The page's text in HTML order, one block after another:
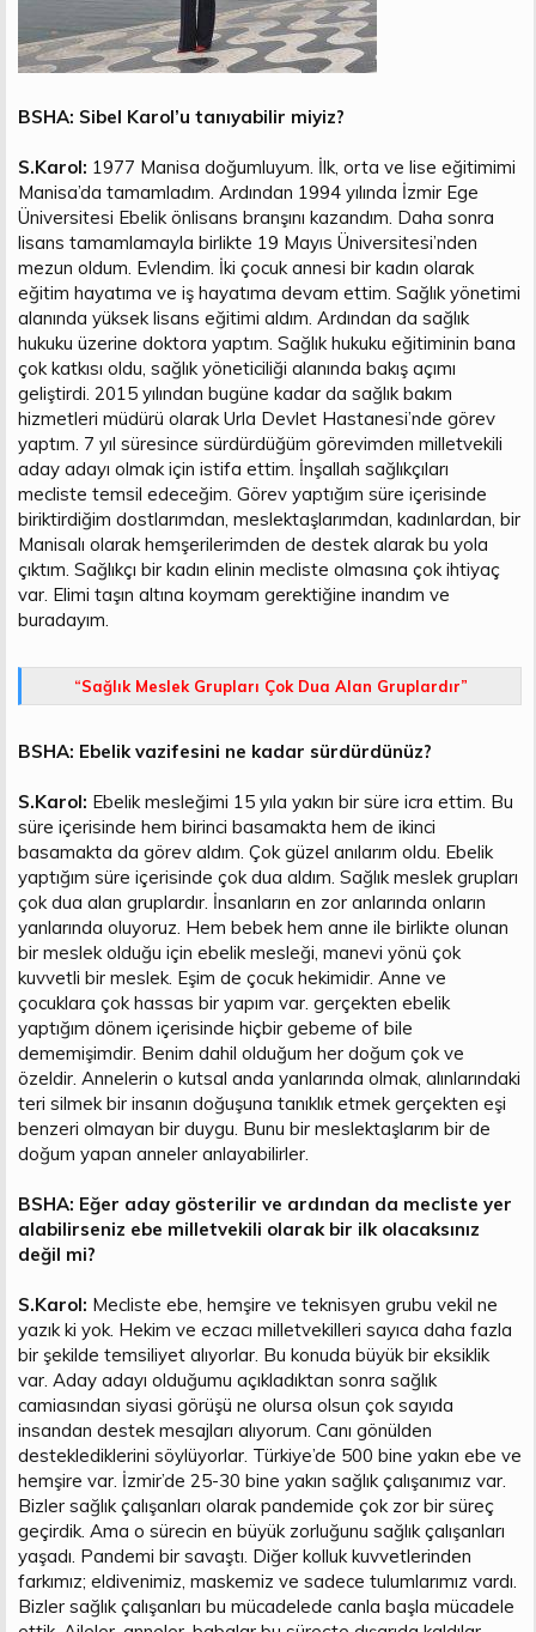
BSHA: Sibel Karol’u tanıyabilir miyiz?
S.Karol: 1977 Manisa doğumluyum. İlk, orta ve lise eğitimimi
Manisa’da tamamladım. Ardından 1994 yılında İzmir Ege
Üniversitesi Ebelik önlisans branşını kazandım. Daha sonra
lisans tamamlamayla birlikte 19 Mayıs Üniversitesi’nden
mezun oldum. Evlendim. İki çocuk annesi bir kadın olarak
eğitim hayatıma ve iş hayatıma devam ettim. Sağlık yönetimi
alanında yüksek lisans eğitimi aldım. Ardından da sağlık
hukuku üzerine doktora yaptım. Sağlık hukuku eğitiminin bana
çok katkısı oldu, sağlık yöneticiliği alanında bakış açımı
geliştirdi. 2015 yılından bugüne kadar da sağlık bakım
hizmetleri müdürü olarak Urla Devlet Hastanesi’nde görev
yaptım. 7 yıl süresince sürdürdüğüm görevimden milletvekili
aday adayı olmak için istifa ettim. İnşallah sağlıkçıları
mecliste temsil edeceğim. Görev yaptığım süre içerisinde
biriktirdiğim dostlarımdan, meslektaşlarımdan, kadınlardan, bir
Manisalı olarak hemşerilerimden de destek alarak bu yola
çıktım. Sağlıkçı bir kadın elinin mecliste olmasına çok ihtiyaç
var. Elimi taşın altına koymam gerektiğine inandım ve
buradayım.
“Sağlık Meslek Grupları Çok Dua Alan Gruplardır”
BSHA: Ebelik vazifesini ne kadar sürdürdünüz?
S.Karol: Ebelik mesleğimi 15 yıla yakın bir süre icra ettim. Bu
süre içerisinde hem birinci basamakta hem de ikinci
basamakta da görev aldım. Çok güzel anılarım oldu. Ebelik
yaptığım süre içerisinde çok dua aldım. Sağlık meslek grupları
çok dua alan gruplardır. İnsanların en zor anlarında onların
yanlarında oluyoruz. Hem bebek hem anne ile birlikte olunan
bir meslek olduğu için ebelik mesleği, manevi yönü çok
kuvvetli bir meslek. Eşim de çocuk hekimidir. Anne ve
çocuklara çok hassas bir yapım var. gerçekten ebelik
yaptığım dönem içerisinde hiçbir gebeme of bile
dememişimdir. Benim dahil olduğum her doğum çok ve
özeldir. Annelerin o kutsal anda yanlarında olmak, alınlarındaki
teri silmek bir insanın doğuşuna tanıklık etmek gerçekten eşi
benzeri olmayan bir duygu. Bunu bir meslektaşlarım bir de
doğum yapan anneler anlayabilirler.
BSHA: Eğer aday gösterilir ve ardından da mecliste yer
alabilirseniz ebe milletvekili olarak bir ilk olacaksınız
değil mi?
S.Karol: Mecliste ebe, hemşire ve teknisyen grubu vekil ne
yazık ki yok. Hekim ve eczacı milletvekilleri sayıca daha fazla
bir şekilde temsiliyet alıyorlar. Bu konuda büyük bir eksiklik
var. Aday adayı olduğumu açıkladıktan sonra sağlık
camiasından siyasi görüşü ne olursa olsun çok sayıda
insandan destek mesajları alıyorum. Canı gönülden
desteklediklerini söylüyorlar. Türkiye’de 500 bine yakın ebe ve
hemşire var. İzmir’de 25-30 bine yakın sağlık çalışanımız var.
Bizler sağlık çalışanları olarak pandemide çok zor bir süreç
geçirdik. Ama o sürecin en büyük zorluğunu sağlık çalışanları
yaşadı. Pandemi bir savaştı. Diğer kolluk kuvvetlerinden
farkımız; eldivenimiz, maskemiz ve sadece tulumlarımız vardı.
Bizler sağlık çalışanları bu mücadelede canla başla mücadele